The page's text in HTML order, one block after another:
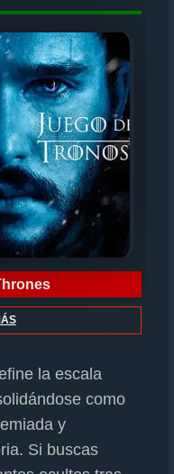
la escala
como
y
Si buscas